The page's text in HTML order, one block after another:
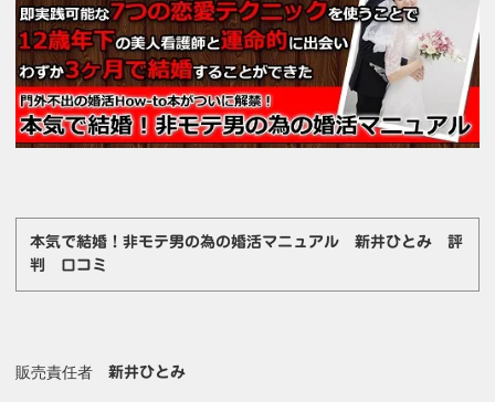
本気で結婚！非モテ男の為の婚活マニュアル 新井ひとみ 評
判 口コミ
販売責任者新井ひとみ